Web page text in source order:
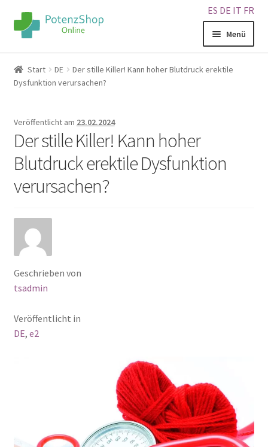
ES DE IT FR
Menü
Home
Über uns
Blog
Sitemap
Warenkorb
Kontakt
Start DE
Der stille Killer! Kann hoher Blutdruck erektile
Dysfunktion verursachen?
Veröffentlicht am 23.02.2024
Der stille Killer! Kann hoher
Blutdruck erektile Dysfunktion
verursachen?
Geschrieben von
tsadmin
Veröffentlicht in
DE, e2